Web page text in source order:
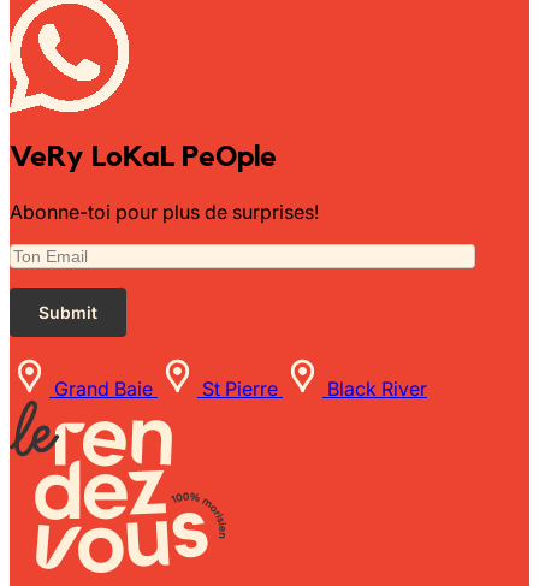
VeRy LoKaL PeOple
Abonne-toi pour plus de surprises!
Grand Baie St Pierre Black River
Zimaz Kreol
ZOLA by Estelle
Les Inédites